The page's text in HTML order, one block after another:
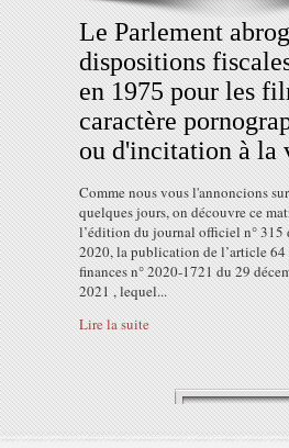
Le Parlement
dispositions
en 1975 pour les
caractère
ou d'incitation à la
Comme nous vous l'annoncions
quelques jours, on découvre ce
l’édition du journal officiel n° 315
2020, la publication de l’article
finances n° 2020-1721 du 29
2021 , lequel...
Lire la suite